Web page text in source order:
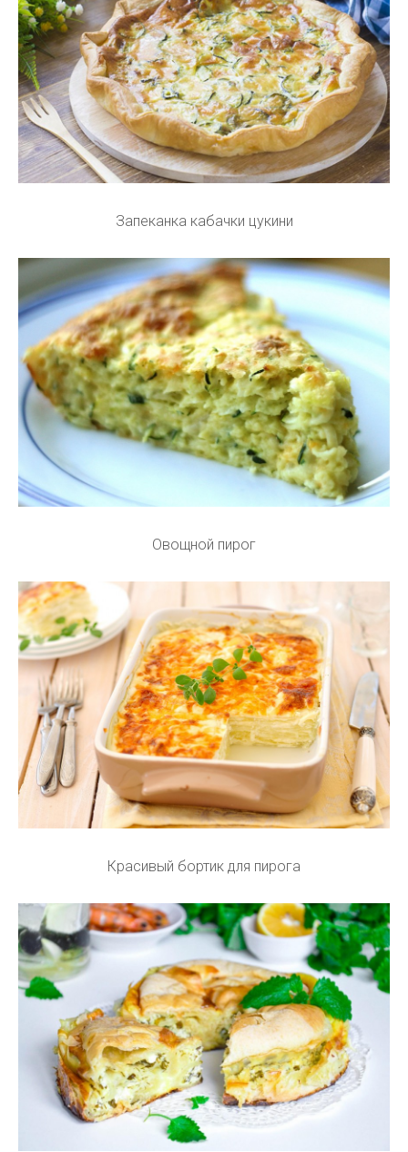
Запеканка кабачки цукини
Овощной пирог
Красивый бортик для пирога